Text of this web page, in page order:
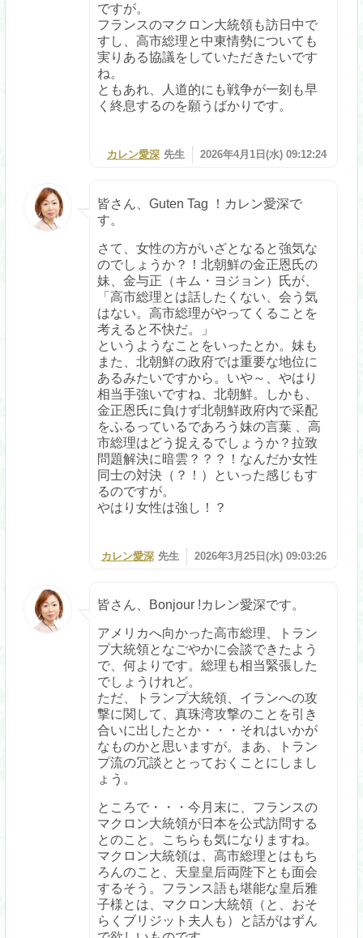
ですが。
フランスのマクロン大統領も訪日中で
すし、高市総理と中東情勢についても
実りある協議をしていただきたいです
ね。
ともあれ、人道的にも戦争が一刻も早
く終息するのを願うばかりです。
カレン愛深 先生 2026年4月1日(水) 09:12:24
皆さん、Guten Tag ！カレン愛深で
す。
さて、女性の方がいざとなると強気な
のでしょうか？！北朝鮮の金正恩氏の
妹、金与正（キム・ヨジョン）氏が、
「高市総理とは話したくない、会う気
はない。高市総理がやってくることを
考えると不快だ。」
というようなことをいったとか。妹も
また、北朝鮮の政府では重要な地位に
あるみたいですから。いや～、やはり
相当手強いですね、北朝鮮。しかも、
金正恩氏に負けず北朝鮮政府内で采配
をふるっているであろう妹の言葉 、高
市総理はどう捉えるでしょうか？拉致
問題解決に暗雲？？？！なんだか女性
同士の対決（？！）といった感じもす
るのですが。
やはり女性は強し！？
カレン愛深 先生 2026年3月25日(水) 09:03:26
皆さん、Bonjour !カレン愛深です。
アメリカへ向かった高市総理、トラン
プ大統領となごやかに会談できたよう
で、何よりです。総理も相当緊張した
でしょうけれど。
ただ、トランプ大統領、イランへの攻
撃に関して、真珠湾攻撃のことを引き
合いに出したとか・・・それはいかが
なものかと思いますが。まあ、トラン
プ流の冗談ととっておくことにしまし
ょう。
ところで・・・今月末に、フランスの
マクロン大統領が日本を公式訪問する
とのこと。こちらも気になりますね。
マクロン大統領は、高市総理とはもち
ろんのこと、天皇皇后両陛下とも面会
するそう。フランス語も堪能な皇后雅
子様とは、マクロン大統領（と、おそ
らくブリジット夫人も）と話がはずん